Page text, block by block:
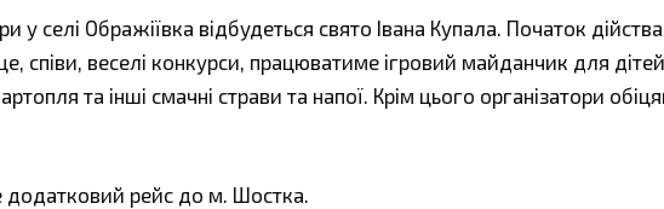
у селі Ображіївка відбудеться свято Івана Купала. Початок
співи, веселі конкурси, працюватиме ігровий майданчик для
та інші смачні страви та напої. Крім цього організатори
додатковий рейс до м. Шостка.